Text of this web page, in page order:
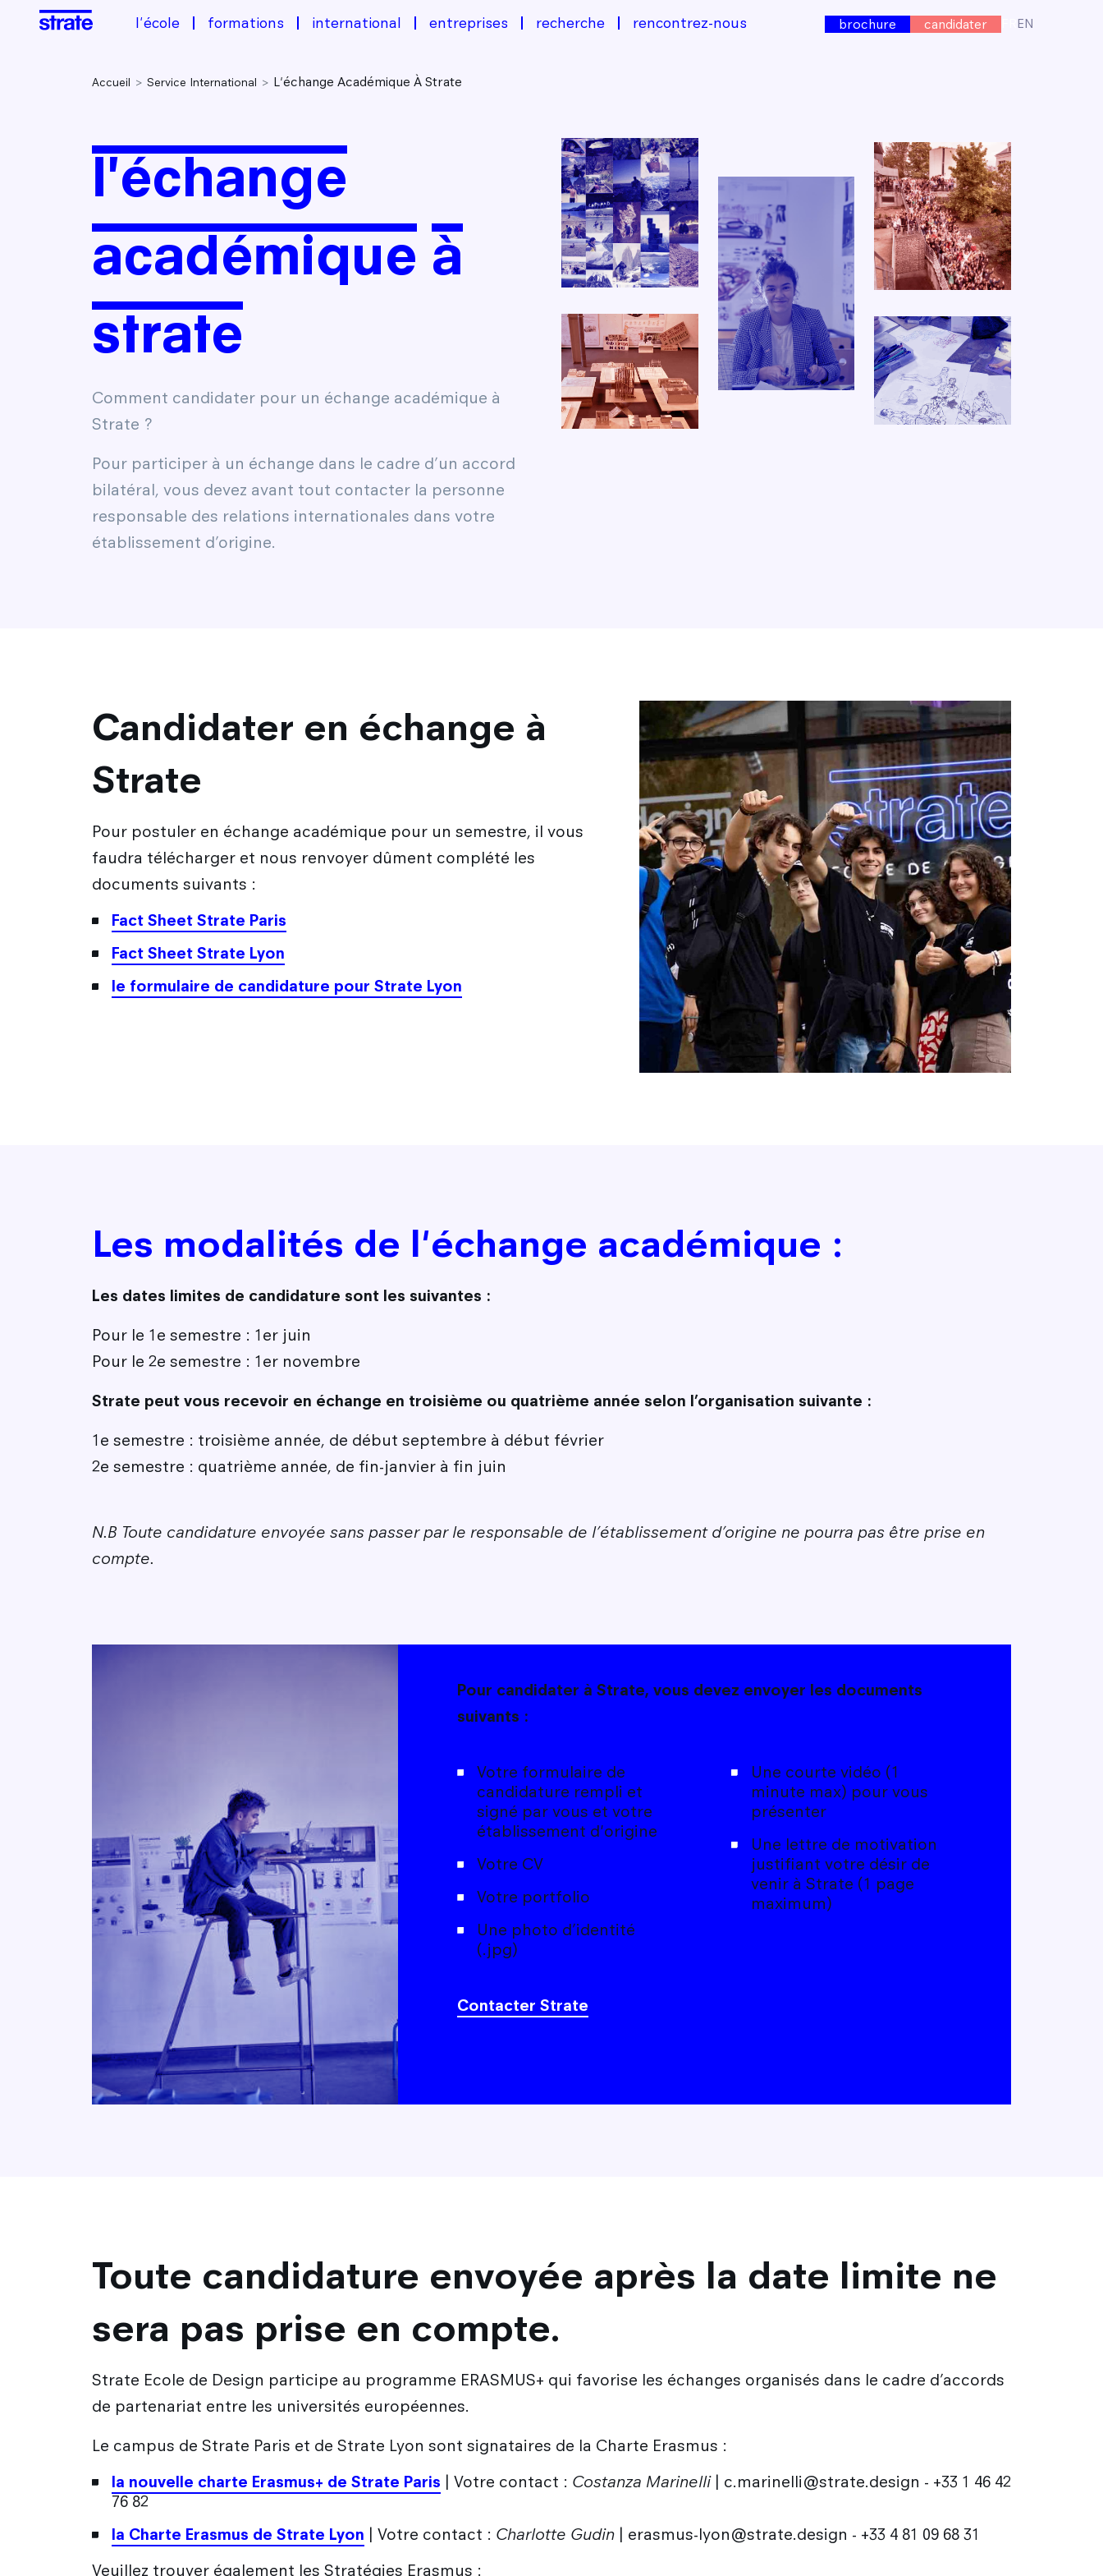
l'école formations international entreprises recherche rencontrez-nous brochure candidater EN
Accueil Service International L'échange Académique À Strate
l'échange
académique à
strate
Comment candidater pour un échange académique à
Strate ?
Pour participer à un échange dans le cadre d’un accord
bilatéral, vous devez avant tout contacter la personne
responsable des relations internationales dans votre
établissement d’origine.
Candidater en échange à
Strate
Pour postuler en échange académique pour un semestre, il vous
faudra télécharger et nous renvoyer dûment complété les
documents suivants :
Fact Sheet Strate Paris
Fact Sheet Strate Lyon
le formulaire de candidature pour Strate Lyon
Les modalités de l'échange académique :
Les dates limites de candidature sont les suivantes :
Pour le 1e semestre : 1er juin
Pour le 2e semestre : 1er novembre
Strate peut vous recevoir en échange en troisième ou quatrième année selon l’organisation suivante :
1e semestre : troisième année, de début septembre à début février
2e semestre : quatrième année, de fin-janvier à fin juin
N.B Toute candidature envoyée sans passer par le responsable de l’établissement d’origine ne pourra pas être prise en
compte.
Pour candidater à Strate, vous devez envoyer les documents
suivants :
Votre formulaire de
candidature rempli et
signé par vous et votre
établissement d'origine
Votre CV
Votre portfolio
Une photo d’identité
(.jpg)
Une courte vidéo (1
minute max) pour vous
présenter
Une lettre de motivation
justifiant votre désir de
venir à Strate (1 page
maximum)
Contacter Strate
Toute candidature envoyée après la date limite ne
sera pas prise en compte.
Strate Ecole de Design participe au programme ERASMUS+ qui favorise les échanges organisés dans le cadre d’accords
de partenariat entre les universités européennes.
Le campus de Strate Paris et de Strate Lyon sont signataires de la Charte Erasmus :
la nouvelle charte Erasmus+ de Strate Paris | Votre contact : Costanza Marinelli| c.marinelli@strate.design - +33 1 46 42
76 82
la Charte Erasmus de Strate Lyon | Votre contact : Charlotte Gudin | erasmus-lyon@strate.design - +33 4 81 09 68 31
Veuillez trouver également les Stratégies Erasmus :